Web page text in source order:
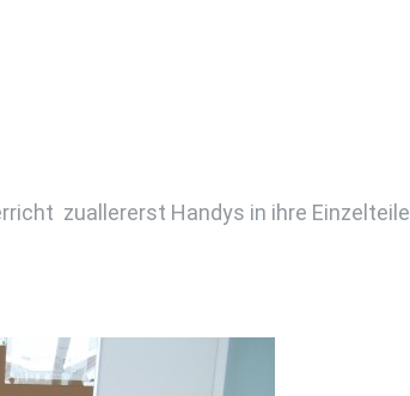
zuallererst Handys in ihre Einzelteile